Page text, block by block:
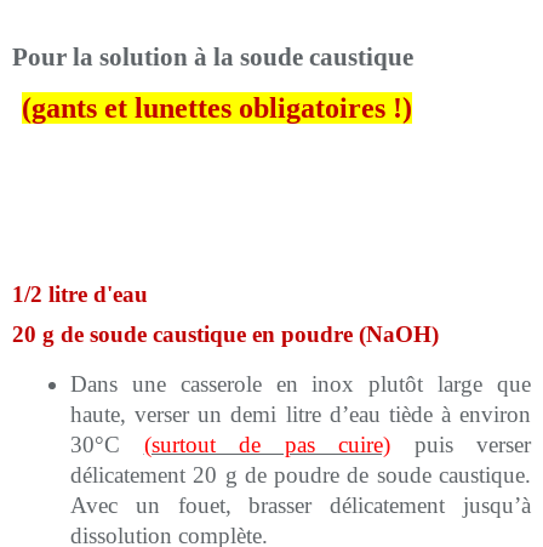
Pour la solution à la soude caustique
(gants et lunettes obligatoires !)
1/2 litre d'eau
20 g de soude caustique en poudre (NaOH)
Dans une casserole en inox plutôt large que
haute, verser un demi litre d’eau tiède à environ
30°C (surtout de pas cuire) puis verser
délicatement 20 g de poudre de soude caustique.
Avec un fouet, brasser délicatement jusqu’à
dissolution complète.